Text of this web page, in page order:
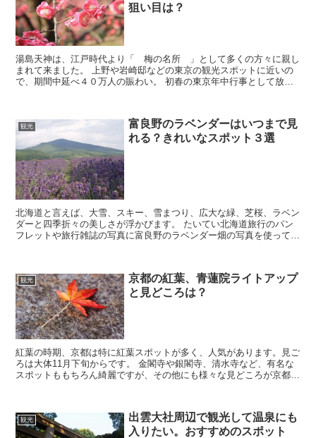
狙い目は？
湯島天神は、江戸時代より「 梅の名所 」として多くの方々に親し
まれて来ました。 上野や岩崎邸などの東京の観光スポットに近いの
で、期間中延べ４０万人の賑わい。 初春の東京年中行事として放映
観光
富良野のラベンダーはいつまで見
れる？きれいなスポット３選
北海道と言えば、大雪、スキー、雪まつり、広大な緑、芝桜、ラベン
ダーと四季折々の美しさが浮かびます。 たいてい北海道旅行のパン
フレットや旅行雑誌の写真に富良野のラベンダー畑の写真を使ってい
観光
京都の紅葉、青蓮院ライトアップ
と見どころは？
紅葉の時期、京都は特に紅葉スポットが多く、人気があります。見ご
ろは大体11月下旬からです。 金閣寺や銀閣寺、清水寺など、有名な
スポットももちろん綺麗ですが、その他にも様々な見どころが京都に
観光
出雲大社周辺で観光して温泉にも
入りたい。おすすめのスポット